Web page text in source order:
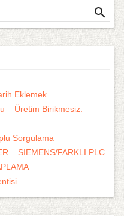
search
Eklemek
– Üretim Birikmesiz.
Sorgulama
– SIEMENS/FARKLI PLC